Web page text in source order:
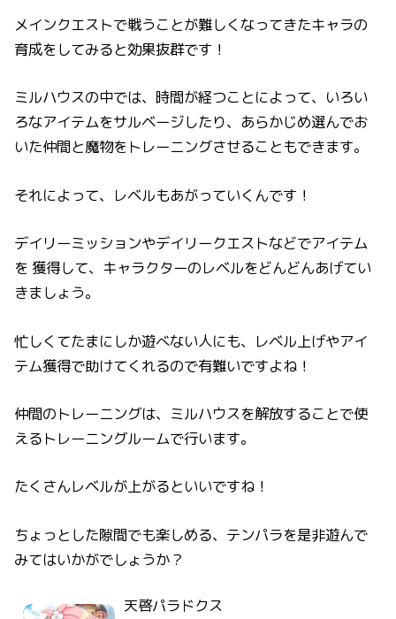
メインクエストで戦うことが難しくなってきたキャラの
育成をしてみると効果抜群です！
ミルハウスの中では、時間が経つことによって、いろい
ろなアイテムをサルベージしたり、あらかじめ選んでお
いた仲間と魔物をトレーニングさせることもできます。
それによって、レベルもあがっていくんです！
デイリーミッションやデイリークエストなどでアイテム
を 獲得して、キャラクターのレベルをどんどんあげてい
きましょう。
忙しくてたまにしか遊べない人にも、レベル上げやアイ
テム獲得で助けてくれるので有難いですよね！
仲間のトレーニングは、ミルハウスを解放することで使
えるトレーニングルームで行います。
たくさんレベルが上がるといいですね！
ちょっとした隙間でも楽しめる、テンパラを是非遊んで
みてはいかがでしょうか？
天啓パラドクス